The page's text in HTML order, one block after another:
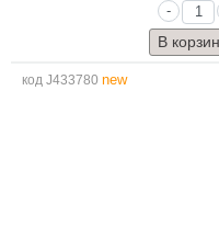
-
код J433780 new